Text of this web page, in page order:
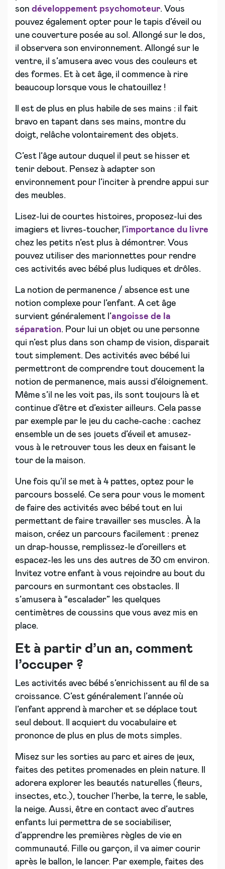
son développement psychomoteur. Vous
pouvez également opter pour le tapis d’éveil ou
une couverture posée au sol. Allongé sur le dos,
il observera son environnement. Allongé sur le
ventre, il s’amusera avec vous des couleurs et
des formes. Et à cet âge, il commence à rire
beaucoup lorsque vous le chatouillez !
Il est de plus en plus habile de ses mains : il fait
bravo en tapant dans ses mains, montre du
doigt, relâche volontairement des objets.
C’est l’âge autour duquel il peut se hisser et
tenir debout. Pensez à adapter son
environnement pour l’inciter à prendre appui sur
des meubles.
Lisez-lui de courtes histoires, proposez-lui des
imagiers et livres-toucher, l’importance du livre
chez les petits n’est plus à démontrer. Vous
pouvez utiliser des marionnettes pour rendre
ces activités avec bébé plus ludiques et drôles.
La notion de permanence / absence est une
notion complexe pour l’enfant. A cet âge
survient généralement l’angoisse de la
séparation. Pour lui un objet ou une personne
qui n’est plus dans son champ de vision, disparait
tout simplement. Des activités avec bébé lui
permettront de comprendre tout doucement la
notion de permanence, mais aussi d’éloignement.
Même s’il ne les voit pas, ils sont toujours là et
continue d’être et d’exister ailleurs. Cela passe
par exemple par le jeu du cache-cache : cachez
ensemble un de ses jouets d’éveil et amusez-
vous à le retrouver tous les deux en faisant le
tour de la maison.
Une fois qu’il se met à 4 pattes, optez pour le
parcours bosselé. Ce sera pour vous le moment
de faire des activités avec bébé tout en lui
permettant de faire travailler ses muscles. À la
maison, créez un parcours facilement : prenez
un drap-housse, remplissez-le d’oreillers et
espacez-les les uns des autres de 30 cm environ.
Invitez votre enfant à vous rejoindre au bout du
parcours en surmontant ces obstacles. Il
s’amusera à “escalader” les quelques
centimètres de coussins que vous avez mis en
place.
Et à partir d’un an, comment
l’occuper ?
Les activités avec bébé s’enrichissent au fil de sa
croissance. C’est généralement l’année où
l’enfant apprend à marcher et se déplace tout
seul debout. Il acquiert du vocabulaire et
prononce de plus en plus de mots simples.
Misez sur les sorties au parc et aires de jeux,
faites des petites promenades en plein nature. Il
adorera explorer les beautés naturelles (fleurs,
insectes, etc.), toucher l’herbe, la terre, le sable,
la neige. Aussi, être en contact avec d’autres
enfants lui permettra de se sociabiliser,
d’apprendre les premières règles de vie en
communauté. Fille ou garçon, il va aimer courir
après le ballon, le lancer. Par exemple, faites des